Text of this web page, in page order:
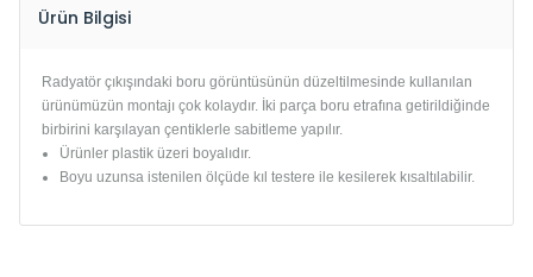
Ürün Bilgisi
Radyatör çıkışındaki boru görüntüsünün düzeltilmesinde kullanılan
ürünümüzün montajı çok kolaydır. İki parça boru etrafına getirildiğinde
birbirini karşılayan çentiklerle sabitleme yapılır.
Ürünler plastik üzeri boyalıdır.
Boyu uzunsa istenilen ölçüde kıl testere ile kesilerek kısaltılabilir.